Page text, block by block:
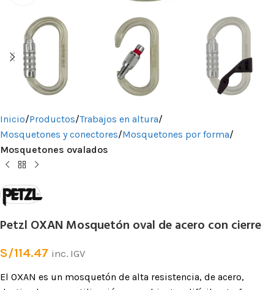
Inicio Productos Trabajos en altura
Mosquetones y conectores Mosquetones por forma
Mosquetones ovalados
Petzl OXAN Mosquetón oval de acero con cierre
S/114.47 inc. IGV
El OXAN es un mosquetón de alta resistencia, de acero,